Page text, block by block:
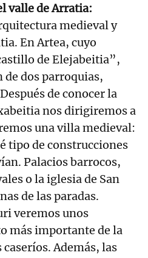
valle de Arratia:
medieval y
En Artea, cuyo
de Elejabeitia”,
de dos parroquias,
de conocer la
nos dirigiremos a
una villa medieval:
tipo de construcciones
Palacios barrocos,
o la iglesia de San
de las paradas.
veremos unos
más importante de la
Además, las